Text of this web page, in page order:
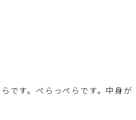
です。ぺらっぺらです。中身が